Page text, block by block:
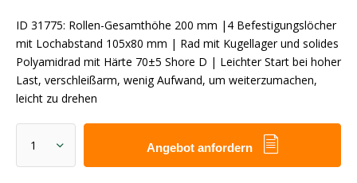
ID 31775: Rollen-Gesamthöhe 200 mm |4 Befestigungslöcher
mit Lochabstand 105x80 mm | Rad mit Kugellager und solides
Polyamidrad mit Härte 70±5 Shore D | Leichter Start bei hoher
Last, verschleißarm, wenig Aufwand, um weiterzumachen,
leicht zu drehen
Angebot anfordern